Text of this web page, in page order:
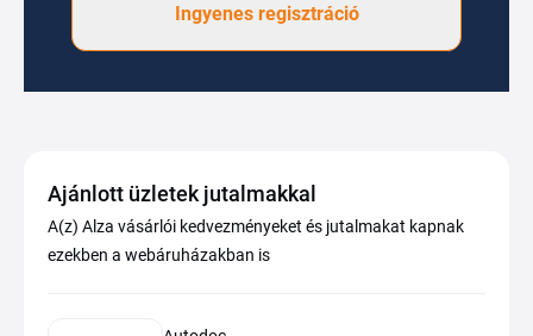
Ingyenes regisztráció
Ajánlott üzletek jutalmakkal
A(z) Alza vásárlói kedvezményeket és jutalmakat kapnak
ezekben a webáruházakban is